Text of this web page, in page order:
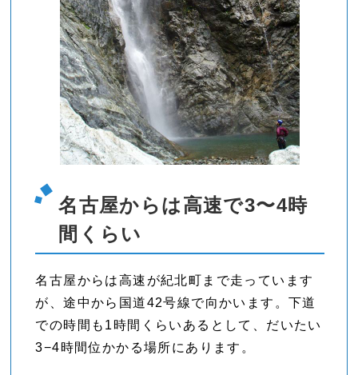
名古屋からは高速で3〜4時
間くらい
名古屋からは高速が紀北町まで走っています
が、途中から国道42号線で向かいます。下道
での時間も1時間くらいあるとして、だいたい
3−4時間位かかる場所にあります。